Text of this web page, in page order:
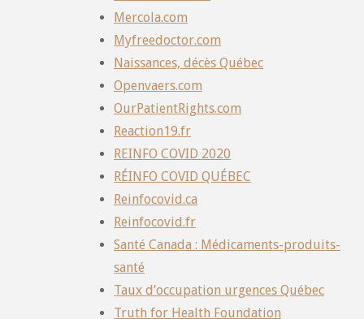
Mercola.com
Myfreedoctor.com
Naissances, décès Québec
Openvaers.com
OurPatientRights.com
Reaction19.fr
REINFO COVID 2020
RÉINFO COVID QUÉBEC
Reinfocovid.ca
Reinfocovid.fr
Santé Canada : Médicaments-produits-
santé
Taux d’occupation urgences Québec
Truth for Health Foundation